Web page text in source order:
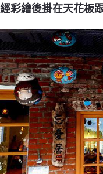
經彩繪後掛在天花板